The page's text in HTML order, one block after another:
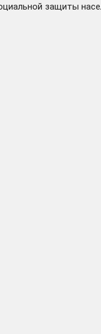
защиты